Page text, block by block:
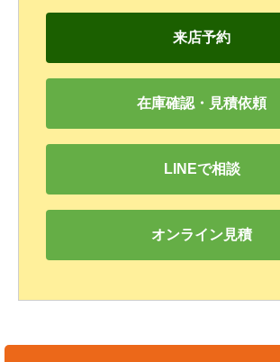
来店予約
在庫確認・見積依頼
LINEで相談
オンライン見積